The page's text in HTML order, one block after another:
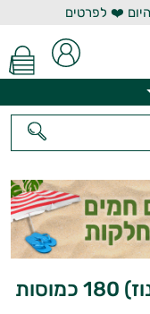
❤️ לפרטים
מארז שלישיית פמינוז (די מאנוז) 180 כמוסות